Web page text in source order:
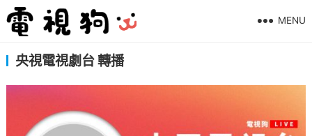
MENU
央視電視劇台 轉播